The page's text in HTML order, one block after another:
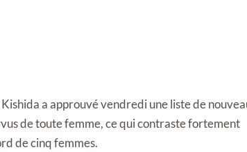
a approuvé vendredi une liste de
de toute femme, ce qui contraste fortement
de cinq femmes.